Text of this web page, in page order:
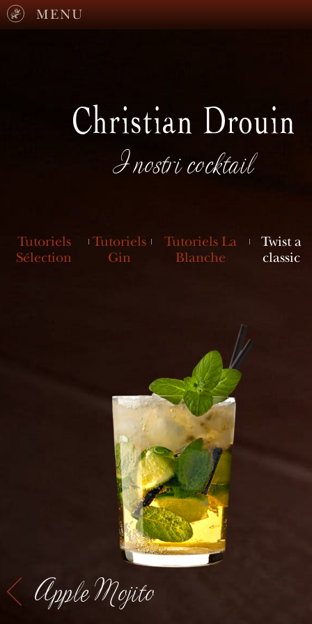
MENU
I nostri cocktail
Tutoriels
Sélection
Tutoriels
Gin
Tutoriels La
Blanche
Twist a
classic
Apple Mojito